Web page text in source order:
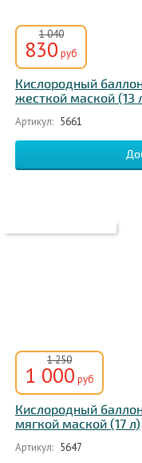
1 040
830 руб
Кислородный
жесткой маской (13
Артикул: 5661
1 250
1 000 руб
Кислородный
мягкой маской (17 л)
Артикул: 5647